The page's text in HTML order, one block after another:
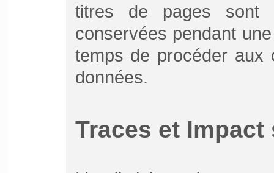
titres de pages sont
conservées pendant
temps de procéder aux
données.
Traces et